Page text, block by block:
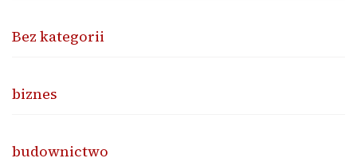
Bez kategorii
biznes
budownictwo